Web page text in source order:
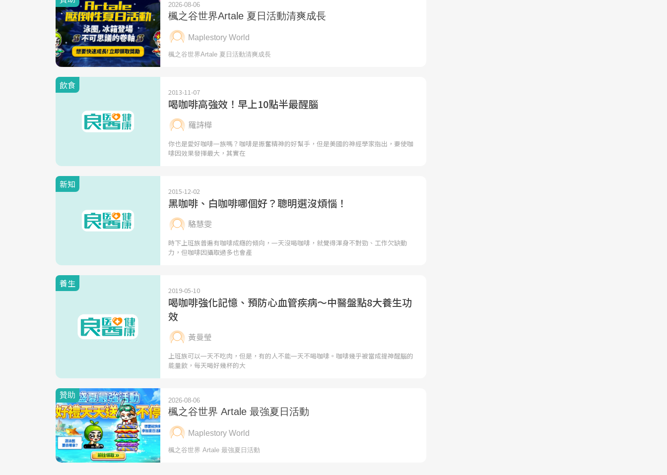
飲食
2013-11-07
喝咖啡高強效！早上10點半最醒腦
羅詩樺
你也是愛好咖啡一族嗎？咖啡是振奮精神的好幫手，但是美國的神經學家指出，要使咖
啡因效果發揮最大，其實在
新知
2015-12-02
黑咖啡、白咖啡哪個好？聰明選沒煩惱！
駱慧雯
時下上班族普遍有咖啡成癮的傾向，一天沒喝咖啡，就覺得渾身不對勁、工作欠缺動
力，但咖啡因攝取過多也會產
養生
2019-05-10
喝咖啡強化記憶、預防心血管疾病〜中醫盤點8大養生功
效
黃曼瑩
上班族可以一天不吃肉，但是，有的人不能一天不喝咖啡。咖啡幾乎被當成提神醒腦的
能量飲，每天喝好幾杯的大